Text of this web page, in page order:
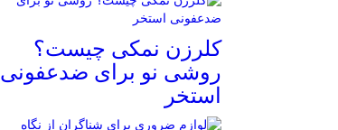
کلرزن نمکی چیست؟
روشی نو برای ضدعفونی
استخر